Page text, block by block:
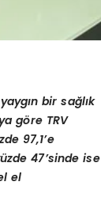
bir sağlık
göre TRV
97,1’e
47’sinde ise
el